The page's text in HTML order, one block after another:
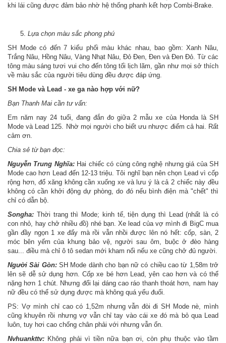
khi lái cũng được đảm bảo nhờ hệ thống phanh kết hợp Combi-Brake.
Lựa chọn màu sắc phong phú
SH Mode có đến 7 kiểu phối màu khác nhau, bao gồm: Xanh Nâu,
Trắng Nâu, Hồng Nâu, Vàng Nhạt Nâu, Đỏ Đen, Đen và Đen Đỏ. Từ các
tông màu sáng tươi vui cho đến tông tối lịch lãm, gần như mọi sở thích
về màu sắc của người tiêu dùng đều được đáp ứng.
SH Mode và Lead - xe ga nào hợp với nữ?
Bạn Thanh Mai cần tư vấn:
Em năm nay 24 tuổi, đang đắn đo giữa 2 mẫu xe của Honda là SH
Mode và Lead 125. Nhờ mọi người cho biết ưu nhược điểm cả hai. Rất
cảm ơn.
Chia sẻ từ bạn đọc:
Nguyễn Trung Nghĩa:Hai chiếc có cùng công nghệ nhưng giá của SH
Mode cao hơn Lead đến 12-13 triệu. Tôi nghĩ bạn nên chọn Lead vì cốp
rộng hơn, đổ xăng không cần xuống xe và lưu ý là cả 2 chiếc này đều
không có cần khởi động dự phòng, do đó nếu bình điện mà "chết" thì
chỉ có dẫn bộ.
Songha: Thời trang thì Mode; kinh tế, tiện dụng thì Lead (nhất là có
con nhỏ, hay chở nhiều đồ) nhé bạn. Xe lead của vợ mình đi BigC mua
gần đầy ngọn 1 xe đẩy mà rồi vẫn nhồi được lên nó hết: cốp, sàn, 2
móc bên yếm của khung bảo vệ, người sau ôm, buộc ở đèo hàng
sau... điều mà chỉ ô tô sedan mới kham nổi nếu xe cũng chở đủ người.
Người Sài Gòn:SH Mode dành cho bạn nữ có chiều cao từ 1,58m trở
lên sẽ dễ sử dụng hơn. Cốp xe bé hơn Lead, yên cao hơn và có thể
nặng hơn 1 chút. Nhưng đổi lại dáng cao ráo thanh thoát hơn, nam hay
nữ đều có thể sử dụng được mà không quá yếu đuối.
PS: Vợ mình chỉ cao có 1,52m nhưng vẫn đòi đi SH Mode nè, mình
cũng khuyên rồi nhưng vợ vẫn chỉ tay vào cái xe đó mà bỏ qua Lead
luôn, tuy hơi cao chống chân phải với nhưng vẫn ổn.
Nvhuankttv: Không phải vì tiền nữa bạn ơi, còn phụ thuộc vào tầm